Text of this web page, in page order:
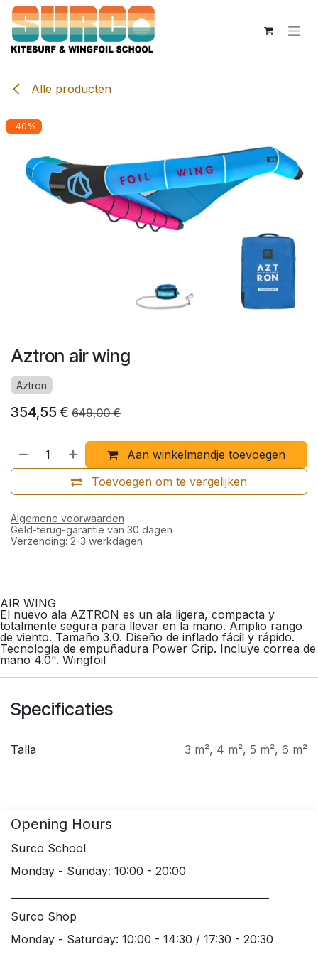
Overslaan naar inhoud
Alle producten
-40%
Aztron air wing
Aztron
354,55 € 649,00€
Aan winkelmandje toevoegen
Toevoegen om te vergelijken
Algemene voorwaarden
Geld-terug-garantie van 30 dagen
Verzending: 2-3 werkdagen
AIR WING
El nuevo ala AZTRON es un ala ligera, compacta y
totalmente segura para llevar en la mano. Amplio rango
de viento. Tamaño 3.0. Diseño de inflado fácil y rápido.
Tecnología de empuñadura Power Grip. Incluye correa de
mano 4.0". Wingfoil
Specificaties
Talla 3 m², 4 m², 5 m², 6 m²
Opening Hours
Surco School
Monday - Sunday: 10:00 - 20:00
Surco Shop
Monday - Saturday: 10:00 - 14:30 / 17:30 - 20:30